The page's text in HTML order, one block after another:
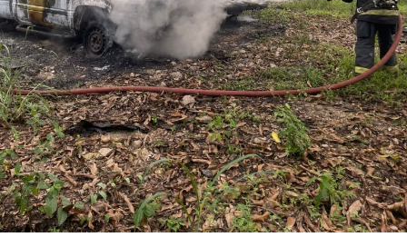
Aunque durante el operativo fueron detenidos siete
policías municipales, la sentencia dada a conocer
corresponde únicamente a seis de ellos. Hasta el
momento, las autoridades no han informado la situación
jurídica del séptimo implicado.
El caso evidenció presuntas irregularidades dentro de la
corporación policiaca y motivó la intervención de
autoridades estatales y federales, en un contexto de
reforzamiento de las investigaciones contra servidores
públicos relacionados con actividades ilícitas en la